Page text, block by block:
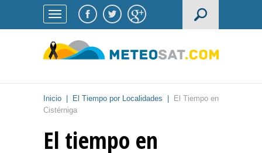
Inicio El Tiempo por Localidades
El Tiempo en
Cistérniga
El tiempo en